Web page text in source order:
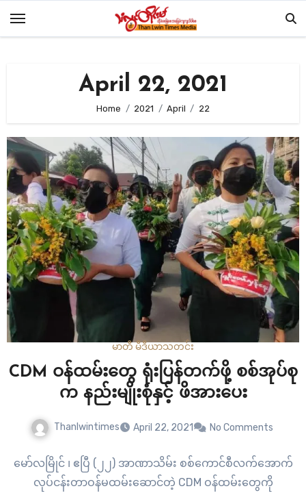
April 22, 2021
Home 2021 April 22
မာတီ မီဒီယာသတင်း
CDM ဝန်ထမ်းတွေ ရုံးပြန်တက်ဖို့ စစ်အုပ်စု
က နည်းမျိုးစုံနှင့် ဖိအားပေး
Thanlwintimes April 22, 2021 No Comments
မော်လမြိုင် ၊ ဧပြီ (၂၂) အာဏာသိမ်း စစ်ကောင်စီလက်အောက်
လုပ်ငန်းတာဝန်မထမ်းဆောင်တဲ့ CDM ဝန်ထမ်းတွေကို